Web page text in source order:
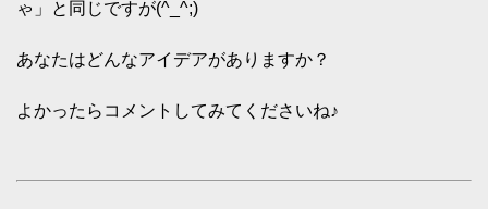
ゃ」と同じですが(^_^;)
あなたはどんなアイデアがありますか？
よかったらコメントしてみてくださいね♪